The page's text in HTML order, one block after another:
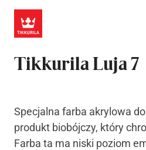
Tikkurila Luja 7
Specjalna farba akrylowa
produkt biobójczy, który
Farba ta ma niski poziom